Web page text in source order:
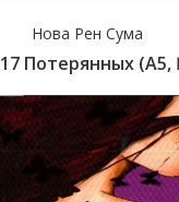
Tina Silig
20 Yoshimgacha